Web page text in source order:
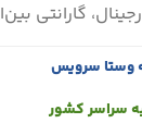
گارانتی
سراسر کشور